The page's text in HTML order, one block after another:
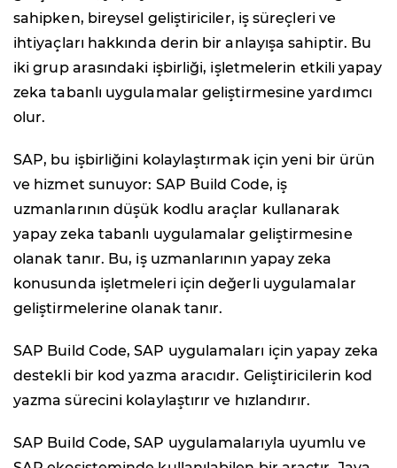
sahipken, bireysel geliştiriciler, iş süreçleri ve
ihtiyaçları hakkında derin bir anlayışa sahiptir. Bu
iki grup arasındaki işbirliği, işletmelerin etkili yapay
zeka tabanlı uygulamalar geliştirmesine yardımcı
olur.
SAP, bu işbirliğini kolaylaştırmak için yeni bir ürün
ve hizmet sunuyor: SAP Build Code, iş
uzmanlarının düşük kodlu araçlar kullanarak
yapay zeka tabanlı uygulamalar geliştirmesine
olanak tanır. Bu, iş uzmanlarının yapay zeka
konusunda işletmeleri için değerli uygulamalar
geliştirmelerine olanak tanır.
SAP Build Code, SAP uygulamaları için yapay zeka
destekli bir kod yazma aracıdır. Geliştiricilerin kod
yazma sürecini kolaylaştırır ve hızlandırır.
SAP Build Code, SAP uygulamalarıyla uyumlu ve